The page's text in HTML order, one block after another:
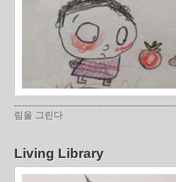
림을 그린다
Living Library